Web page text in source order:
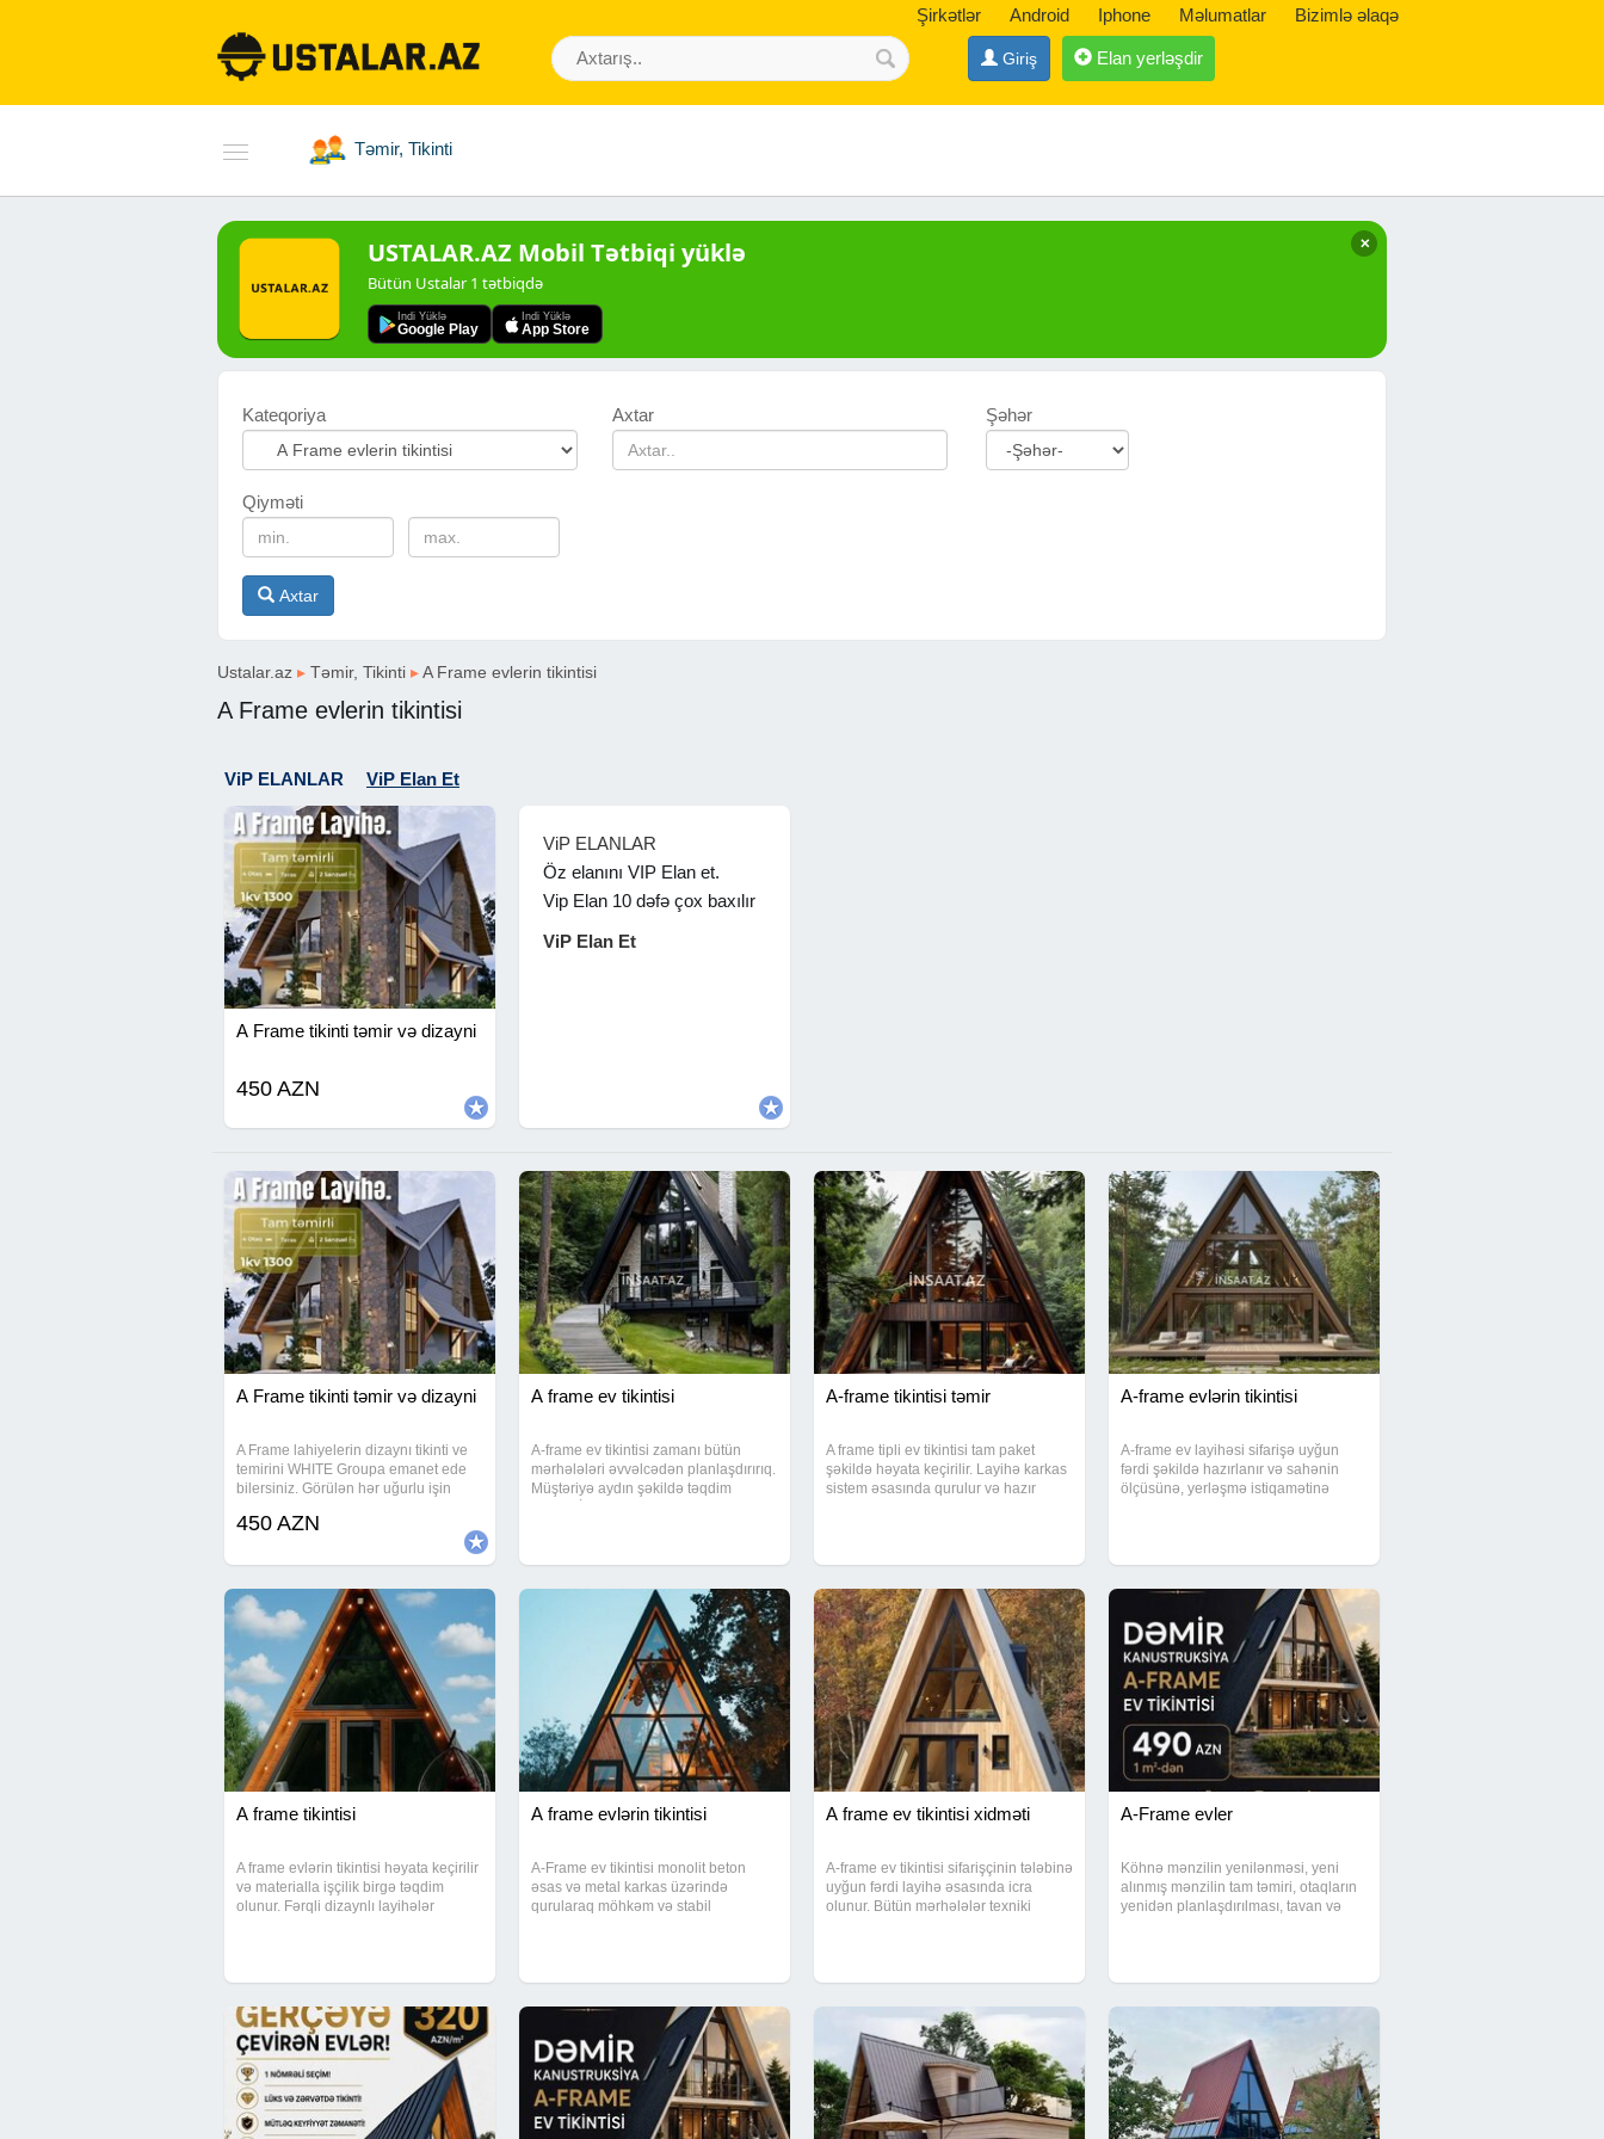
Şirkətlər Android Iphone Məlumatlar Bizimlə əlaqə
Giriş Elan yerləşdir
Təmir, Tikinti
✕
USTALAR.AZ Mobil Tətbiqi yüklə
Bütün Ustalar 1 tətbiqdə
Indi Yüklə
Google Play
Indi Yüklə
App Store
Kateqoriya Axtar Şəhər
Qiyməti
Axtar
Ustalar.az ▸ Təmir, Tikinti ▸A Frame evlerin tikintisi
A Frame evlerin tikintisi
ViP ELANLAR ViP Elan Et
A Frame tikinti təmir və dizayni
450 AZN
ViP ELANLAR
Öz elanını VIP Elan et.
Vip Elan 10 dəfə çox baxılır
ViP Elan Et
A Frame tikinti təmir və dizayni
A Frame lahiyelerin dizaynı tikinti ve
temirini WHITE Groupa emanet ede
bilersiniz. Görülən hər uğurlu işin
White Group komandası olaraq bizdə
etmək
450 AZN
A frame ev tikintisi
A-frame ev tikintisi zamanı bütün
mərhələləri əvvəlcədən planlaşdırırıq.
Müştəriyə aydın şəkildə təqdim
A-frame tikintisi təmir
A frame tipli ev tikintisi tam paket
şəkildə həyata keçirilir. Layihə karkas
sistem əsasında qurulur və hazır
A-frame evlərin tikintisi
A-frame ev layihəsi sifarişə uyğun
fərdi şəkildə hazırlanır və sahənin
ölçüsünə, yerləşmə istiqamətinə
qurulur
A frame tikintisi
A frame evlərin tikintisi həyata keçirilir
və materialla işçilik birgə təqdim
olunur. Fərqli dizaynlı layihələr
A frame evlərin tikintisi
A-Frame ev tikintisi monolit beton
əsas və metal karkas üzərində
qurularaq möhkəm və stabil
razılaşdırılır və tikinti
A frame ev tikintisi xidməti
A-frame ev tikintisi sifarişçinin tələbinə
uyğun fərdi layihə əsasında icra
olunur. Bütün mərhələlər texniki
A-Frame evler
Köhnə mənzilin yenilənməsi, yeni
alınmış mənzilin tam təmiri, otaqların
yenidən planlaşdırılması, tavan və